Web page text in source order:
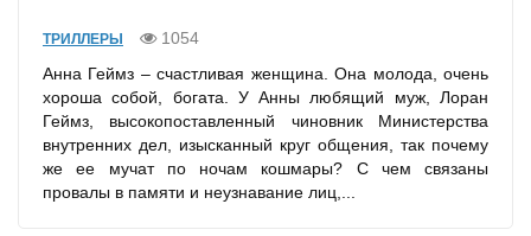
ТРИЛЛЕРЫ
1054
Анна Геймз – счастливая женщина. Она молода, очень
хороша собой, богата. У Анны любящий муж, Лоран
Геймз, высокопоставленный чиновник Министерства
внутренних дел, изысканный круг общения, так почему
же ее мучат по ночам кошмары? С чем связаны
провалы в памяти и неузнавание лиц,...